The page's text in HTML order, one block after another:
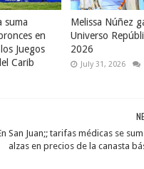
suma
en
Juegos
Carib
Melissa Núñez
Universo
2026
July 31, 2026
San Juan;; tarifas médicas se
alzas en precios de la canasta